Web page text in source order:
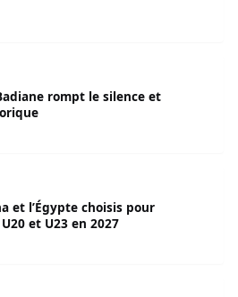
rompt le silence et
et l’Égypte choisis pour
et U23 en 2027